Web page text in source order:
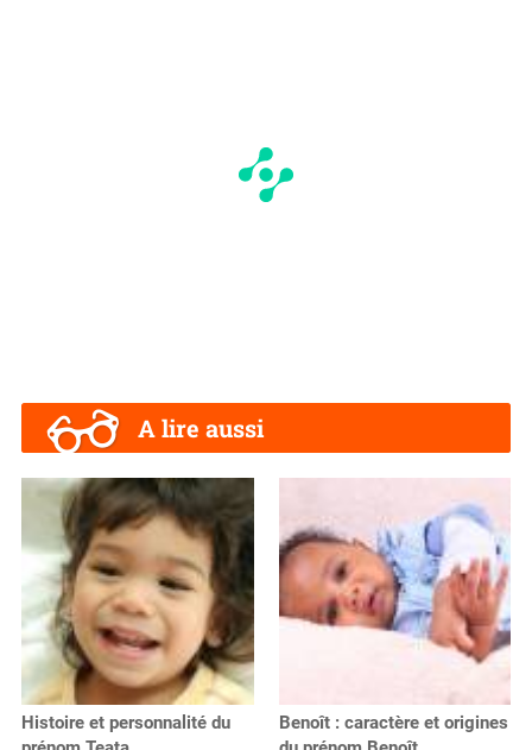
A lire aussi
Histoire et personnalité du
Benoît : caractère et origines